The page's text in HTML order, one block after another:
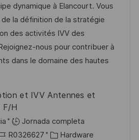
e
g
o
r
í
dynamique à Elancourt. Vous
la définition de la stratégie
des activités IVV des
nous pour contribuer à
dans le domaine des hautes
et IVV Antennes et
F/H
Jornada completa
R0326627
C Hardware